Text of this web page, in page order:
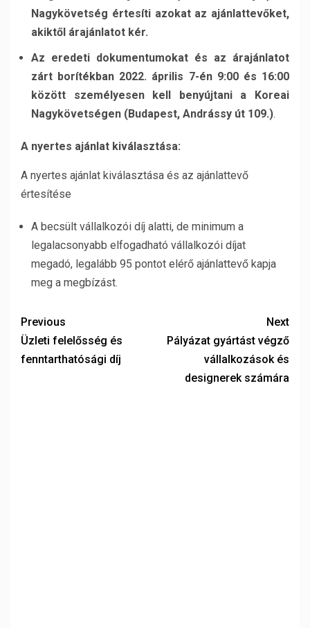
Nagykövetség értesíti azokat az ajánlattevőket,
akiktől árajánlatot kér.
Az eredeti dokumentumokat és az árajánlatot
zárt borítékban 2022. április 7-én 9:00 és 16:00
között személyesen kell benyújtani a Koreai
Nagykövetségen (Budapest, Andrássy út 109.).
A nyertes ajánlat kiválasztása:
A nyertes ajánlat kiválasztása és az ajánlattevő
értesítése
A becsült vállalkozói díj alatti, de minimum a
legalacsonyabb elfogadható vállalkozói díjat
megadó, legalább 95 pontot elérő ajánlattevő kapja
meg a megbízást.
Previous
Üzleti felelősség és
fenntarthatósági díj
Next
Pályázat gyártást végző
vállalkozások és
designerek számára